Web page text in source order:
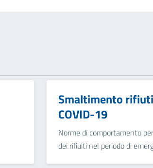
Smaltimento
COVID-19
Norme di comportamento
dei rifiuiti nel periodo di